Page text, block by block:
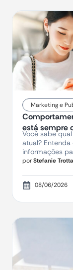
Marketing e
está sempre
Você sabe
atual?
informações
porStefanie Trotta
08/06/2026